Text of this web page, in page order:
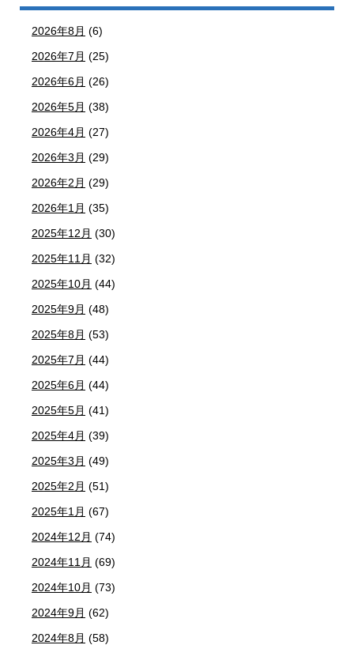
2026年8月 (6)
2026年7月 (25)
2026年6月 (26)
2026年5月 (38)
2026年4月 (27)
2026年3月 (29)
2026年2月 (29)
2026年1月 (35)
2025年12月 (30)
2025年11月 (32)
2025年10月 (44)
2025年9月 (48)
2025年8月 (53)
2025年7月 (44)
2025年6月 (44)
2025年5月 (41)
2025年4月 (39)
2025年3月 (49)
2025年2月 (51)
2025年1月 (67)
2024年12月 (74)
2024年11月 (69)
2024年10月 (73)
2024年9月 (62)
2024年8月 (58)